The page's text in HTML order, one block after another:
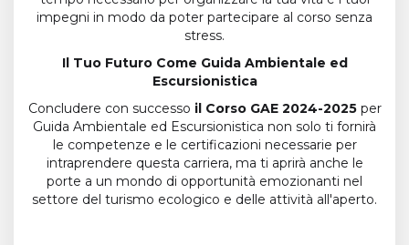
impegni in modo da poter partecipare al corso senza
stress.
Il Tuo Futuro Come Guida Ambientale ed
Escursionistica
Concludere con successo il Corso GAE 2024-2025 per
Guida Ambientale ed Escursionistica non solo ti fornirà
le competenze e le certificazioni necessarie per
intraprendere questa carriera, ma ti aprirà anche le
porte a un mondo di opportunità emozionanti nel
settore del turismo ecologico e delle attività all'aperto.